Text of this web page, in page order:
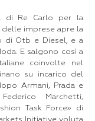
di Re Carlo per la
imprese apre la
di Otb e Diesel, e a
E salgono così a
coinvolte nel
su incarico del
Armani, Prada e
Marchetti,
Task Force» di